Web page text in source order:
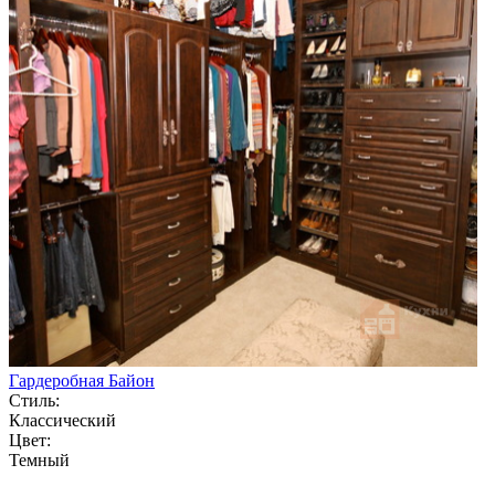
Гардеробная Байон
Стиль:
Классический
Цвет:
Темный